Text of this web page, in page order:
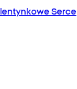
Serce